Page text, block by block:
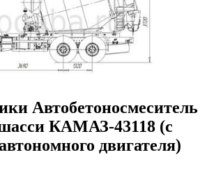
Автобетоносмеситель
КАМАЗ-43118 (с
двигателя)